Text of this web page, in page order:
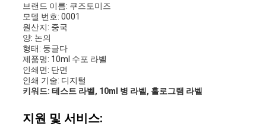
브랜드 이름: 쿠즈토미즈
모델 번호: 0001
원산지: 중국
양: 논의
형태: 둥글다
제품명: 10ml 수포 라벨
인쇄면: 단면
인쇄 기술: 디지털
키워드: 테스트 라벨, 10ml 병 라벨, 홀로그램 라벨
지원 및 서비스: